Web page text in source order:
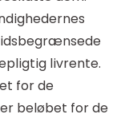
livrente.
for de
beløbet for de